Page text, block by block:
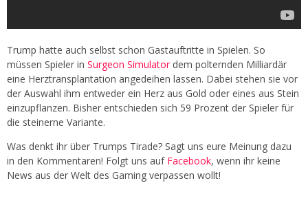
Trump hatte auch selbst schon Gastauftritte in Spielen. So
müssen Spieler in Surgeon Simulatordem polternden Milliardär
eine Herztransplantation angedeihen lassen. Dabei stehen sie vor
der Auswahl ihm entweder ein Herz aus Gold oder eines aus Stein
einzupflanzen. Bisher entschieden sich 59 Prozent der Spieler für
die steinerne Variante.
Was denkt ihr über Trumps Tirade? Sagt uns eure Meinung dazu
in den Kommentaren! Folgt uns auf Facebook, wenn ihr keine
News aus der Welt des Gaming verpassen wollt!